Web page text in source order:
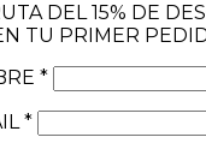
DEL 15% DE
TU PRIMER
*
*